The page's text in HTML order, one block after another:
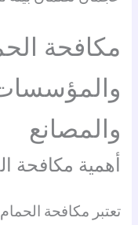
مكافحة
والمصانع
أهمية مكافحة
تعتبر مكافحة